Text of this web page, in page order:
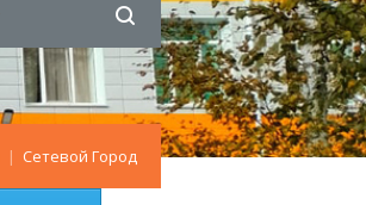
| Сетевой Город